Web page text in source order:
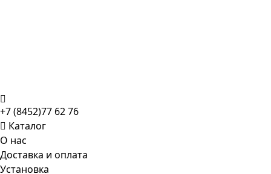
+7 (8452)77 62 76
Каталог
О нас
Доставка и оплата
Установка